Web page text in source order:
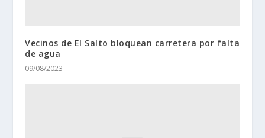
Vecinos de El Salto bloquean carretera por falta
de agua
09/08/2023